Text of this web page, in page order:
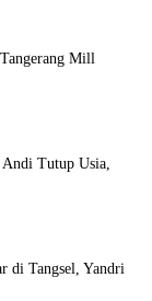
Mill
Tutup Usia,
di Tangsel, Yandri